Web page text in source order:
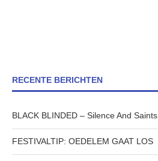
RECENTE BERICHTEN
BLACK BLINDED – Silence And Saints
FESTIVALTIP: OEDELEM GAAT LOS